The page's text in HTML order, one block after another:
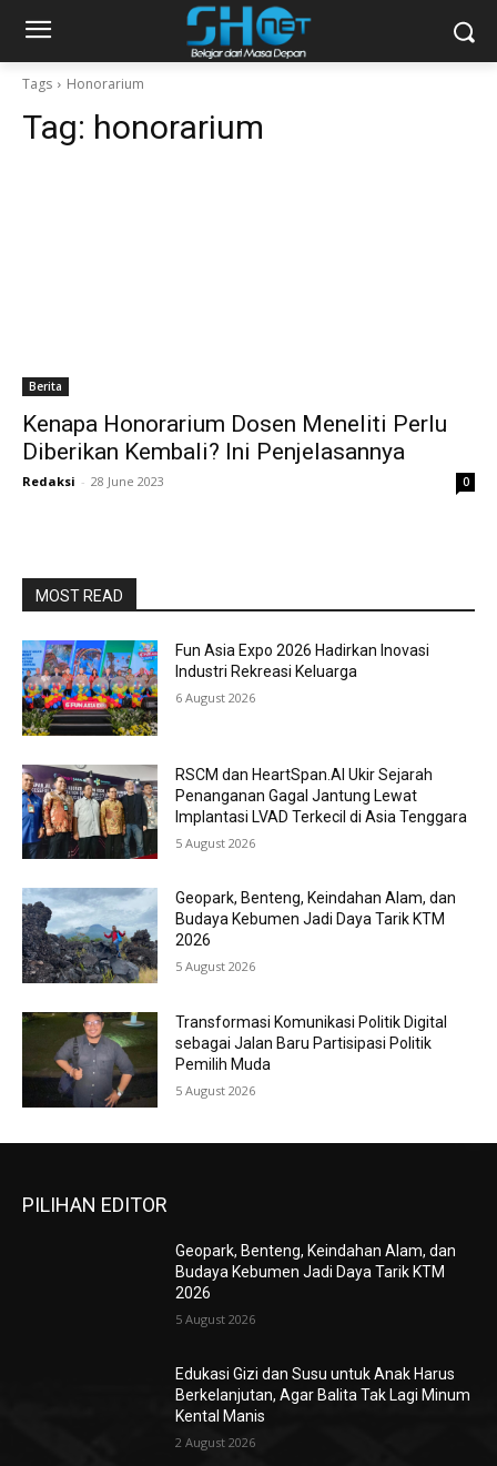
Tags Honorarium
Tag: honorarium
Berita
Kenapa Honorarium Dosen Meneliti Perlu
Diberikan Kembali? Ini Penjelasannya
Redaksi - 28 June 2023 0
MOST READ
Fun Asia Expo 2026 Hadirkan Inovasi
Industri Rekreasi Keluarga
6 August 2026
RSCM dan HeartSpan.AI Ukir Sejarah
Penanganan Gagal Jantung Lewat
Implantasi LVAD Terkecil di Asia Tenggara
5 August 2026
Geopark, Benteng, Keindahan Alam, dan
Budaya Kebumen Jadi Daya Tarik KTM
2026
5 August 2026
Transformasi Komunikasi Politik Digital
sebagai Jalan Baru Partisipasi Politik
Pemilih Muda
5 August 2026
PILIHAN EDITOR
Geopark, Benteng, Keindahan Alam, dan
Budaya Kebumen Jadi Daya Tarik KTM
2026
5 August 2026
Edukasi Gizi dan Susu untuk Anak Harus
Berkelanjutan, Agar Balita Tak Lagi Minum
Kental Manis
2 August 2026